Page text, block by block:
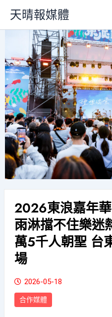
主
容
天晴報媒體
2026東浪嘉年
雨淋擋不住樂迷
萬5千人朝聖 台
場
2026-05-18
合作媒體